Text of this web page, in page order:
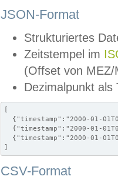
JSON-Format
Strukturiertes
Zeitstempel im
(Offset von MEZ/
Dezimalpunkt als
[
{"timestamp":"2000-01-
{"timestamp":"2000-01-
{"timestamp":"2000-01-
]
CSV-Format